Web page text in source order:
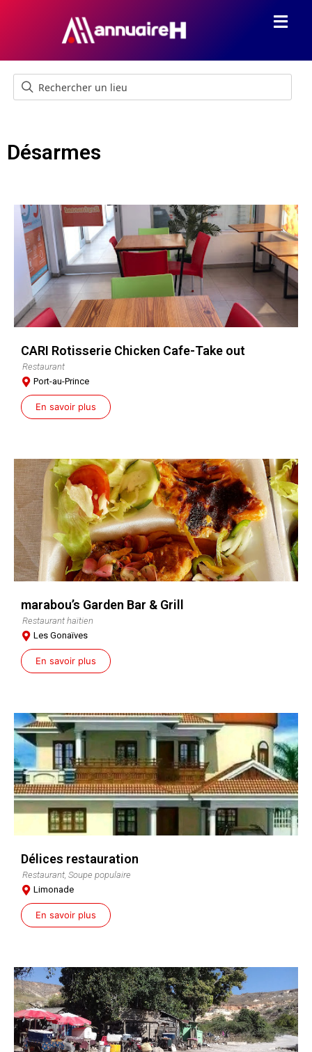
Désarmes
CARI Rotisserie Chicken Cafe-Take out
Restaurant
Port-au-Prince
En savoir plus
marabou’s Garden Bar & Grill
Restaurant haïtien
Les Gonaïves
En savoir plus
Délices restauration
Restaurant, Soupe populaire
Limonade
En savoir plus